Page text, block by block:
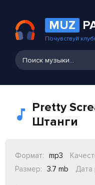
MUZ
Почувствуй
Pretty
Штанги
Формат: mp3
Размер:
3.7 mb Дата